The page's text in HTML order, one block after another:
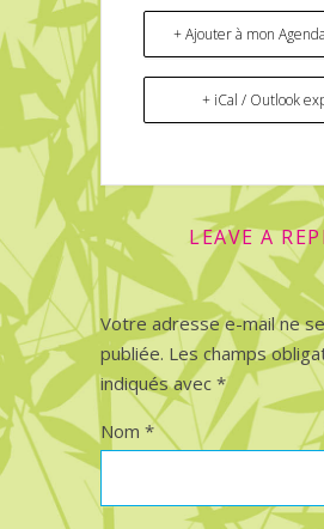
+ Ajouter à mon
+ iCal / Outlook
LEAVE A
Votre adresse e-mail ne
publiée. Les champs
indiqués avec *
Nom *